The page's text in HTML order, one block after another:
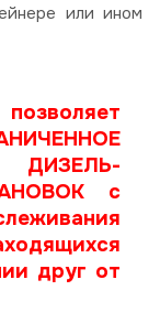
или ином
с
друг от